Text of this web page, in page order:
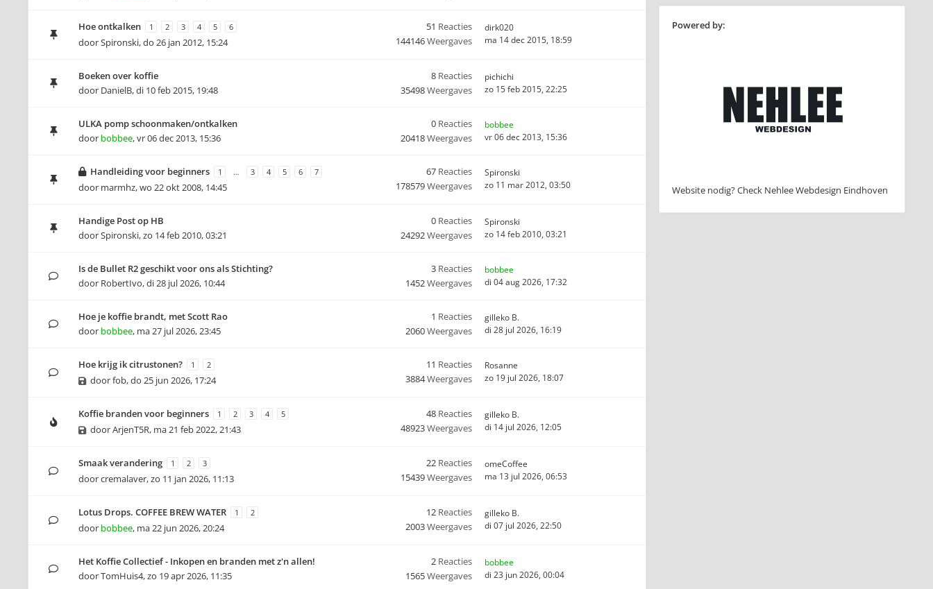
Hoe ontkalken 1 2 3 4 5 6
doorSpironski,do 26 jan 2012, 15:24
51 Reacties
144146Weergaves
dirk020
ma 14 dec 2015, 18:59
Boeken over koffie
door DanielB,di 10 feb 2015, 19:48
8 Reacties
35498Weergaves
pichichi
zo 15 feb 2015, 22:25
ULKA pomp schoonmaken/ontkalken
door bobbee,vr 06 dec 2013, 15:36
0 Reacties
20418Weergaves
bobbee
vr 06 dec 2013, 15:36
Handleiding voor beginners 1 … 3 4 5 6 7
door marmhz,wo 22 okt 2008, 14:45
67 Reacties
178579Weergaves
Spironski
zo 11 mar 2012, 03:50
Handige Post op HB
doorSpironski,zo 14 feb 2010, 03:21
0 Reacties
24292Weergaves
Spironski
zo 14 feb 2010, 03:21
Is de Bullet R2 geschikt voor ons als Stichting?
door RobertIvo,di 28 jul 2026, 10:44
3 Reacties
1452Weergaves
bobbee
di 04 aug 2026, 17:32
Hoe je koffie brandt, met Scott Rao
door bobbee, ma 27 jul 2026, 23:45
1 Reacties
2060Weergaves
gilleko B.
di 28 jul 2026, 16:19
Hoe krijg ik citrustonen? 1 2
doorfob,do 25 jun 2026, 17:24
11 Reacties
3884Weergaves
Rosanne
zo 19 jul 2026, 18:07
Koffie branden voor beginners 1 2 3 4 5
doorArjenT5R, ma 21 feb 2022, 21:43
48 Reacties
48923Weergaves
gilleko B.
di 14 jul 2026, 12:05
Smaak verandering 1 2 3
doorcremalaver,zo 11 jan 2026, 11:13
22 Reacties
15439Weergaves
omeCoffee
ma 13 jul 2026, 06:53
Lotus Drops. COFFEE BREW WATER 1 2
door bobbee, ma 22 jun 2026, 20:24
12 Reacties
2003Weergaves
gilleko B.
di 07 jul 2026, 22:50
Het Koffie Collectief - Inkopen en branden met z'n allen!
doorTomHuis4,zo 19 apr 2026, 11:35
2 Reacties
1565Weergaves
bobbee
di 23 jun 2026, 00:04
Powered by:
Website nodig? Check Nehlee Webdesign Eindhoven